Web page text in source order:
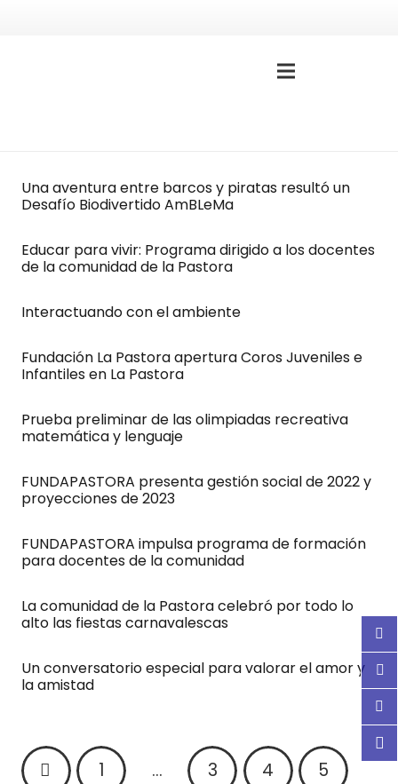
Una aventura entre barcos y piratas resultó un
Desafío Biodivertido AmBLeMa
Educar para vivir: Programa dirigido a los docentes
de la comunidad de la Pastora
Interactuando con el ambiente
Fundación La Pastora apertura Coros Juveniles e
Infantiles en La Pastora
Prueba preliminar de las olimpiadas recreativa
matemática y lenguaje
FUNDAPASTORA presenta gestión social de 2022 y
proyecciones de 2023
FUNDAPASTORA impulsa programa de formación
para docentes de la comunidad
La comunidad de la Pastora celebró por todo lo
alto las fiestas carnavalescas
Un conversatorio especial para valorar el amor y
la amistad
1 … 3 4 5